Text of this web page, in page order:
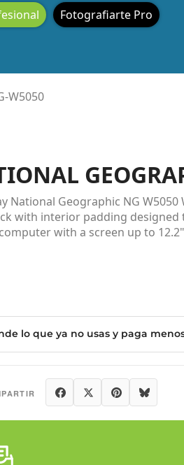
Fotografiarte Pro
W5050
National Geographic NG
with interior padding designed
with a screen up to
Compartir
Tuitear